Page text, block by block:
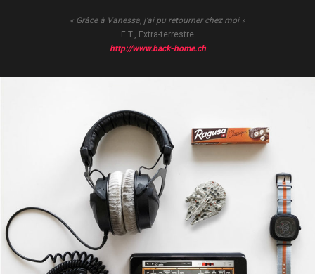
« Grâce à Vanessa, j’ai pu retourner chez moi »
E.T., Extra-terrestre
http://www.back-home.ch